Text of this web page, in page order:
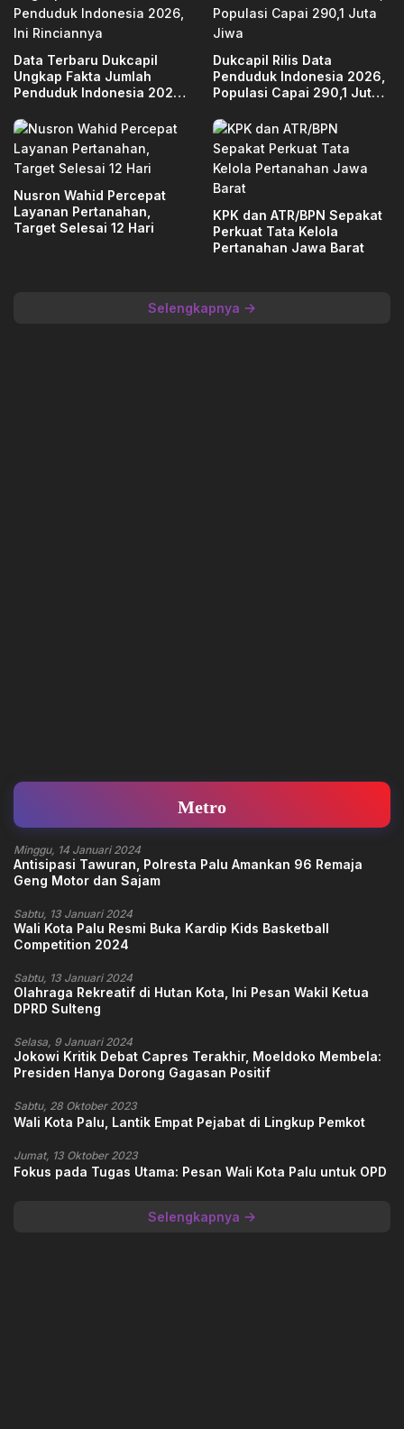
Data Terbaru Dukcapil
Ungkap Fakta Jumlah
Penduduk Indonesia 2026,
Dukcapil Rilis Data
Penduduk Indonesia 2026,
Populasi Capai 290,1 Juta
Nusron Wahid Percepat
Layanan Pertanahan,
Target Selesai 12 Hari
KPK dan ATR/BPN Sepakat
Perkuat Tata Kelola
Pertanahan Jawa Barat
Selengkapnya
Metro
Minggu, 14 Januari 2024
Antisipasi Tawuran, Polresta Palu Amankan 96 Remaja
Geng Motor dan Sajam
Sabtu, 13 Januari 2024
Wali Kota Palu Resmi Buka Kardip Kids Basketball
Competition 2024
Sabtu, 13 Januari 2024
Olahraga Rekreatif di Hutan Kota, Ini Pesan Wakil Ketua
DPRD Sulteng
Selasa, 9 Januari 2024
Jokowi Kritik Debat Capres Terakhir, Moeldoko Membela:
Presiden Hanya Dorong Gagasan Positif
Sabtu, 28 Oktober 2023
Wali Kota Palu, Lantik Empat Pejabat di Lingkup Pemkot
Jumat, 13 Oktober 2023
Fokus pada Tugas Utama: Pesan Wali Kota Palu untuk OPD
Selengkapnya